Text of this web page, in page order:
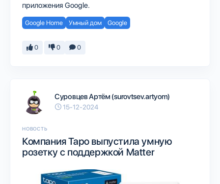
приложения Google.
Google Home Умный дом Google
0 0 0
Суровцев Артём (surovtsev.artyom)
15-12-2024
НОВОСТЬ
Компания Tapo выпустила умную
розетку с поддержкой Matter